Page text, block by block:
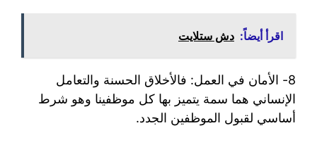
اقرأ أيضاً: دش ستلايت
8- الأمان في العمل: فالأخلاق الحسنة والتعامل
الإنساني هما سمة يتميز بها كل موظفينا وهو شرط
أساسي لقبول الموظفين الجدد.